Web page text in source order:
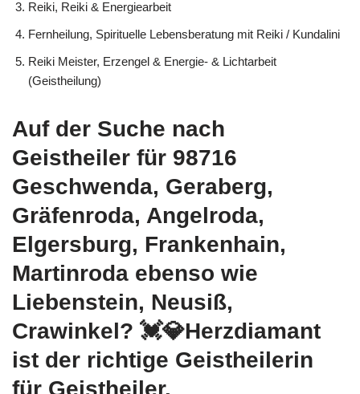
Reiki, Reiki & Energiearbeit
Fernheilung, Spirituelle Lebensberatung mit Reiki / Kundalini
Reiki Meister, Erzengel & Energie- & Lichtarbeit
(Geistheilung)
Auf der Suche nach
Geistheiler für 98716
Geschwenda, Geraberg,
Gräfenroda, Angelroda,
Elgersburg, Frankenhain,
Martinroda ebenso wie
Liebenstein, Neusiß,
Crawinkel? 💓️💎Herzdiamant
ist der richtige Geistheilerin
für Geistheiler.